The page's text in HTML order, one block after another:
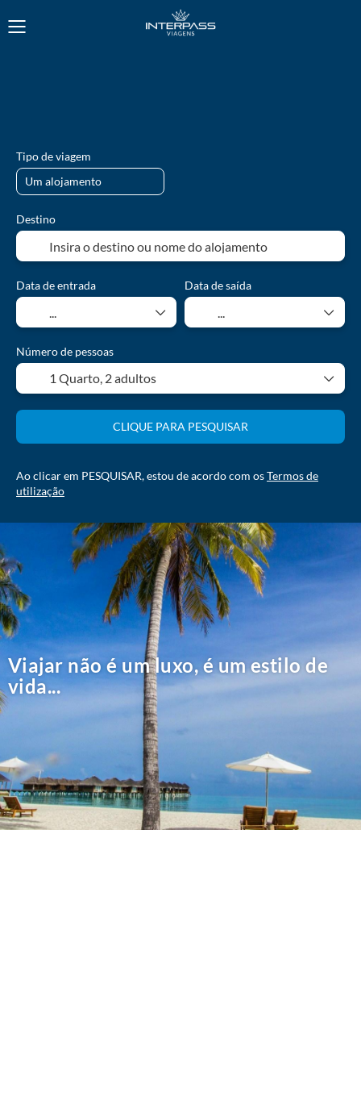
Viajar não é um luxo, é um estilo de
vida...
Tipo de viagem
Destino
Data de entrada Data de saída
Número de pessoas
1 Quarto, 2 adultos
CLIQUE PARA PESQUISAR
Ao clicar em PESQUISAR, estou de acordo com osTermos de
utilização